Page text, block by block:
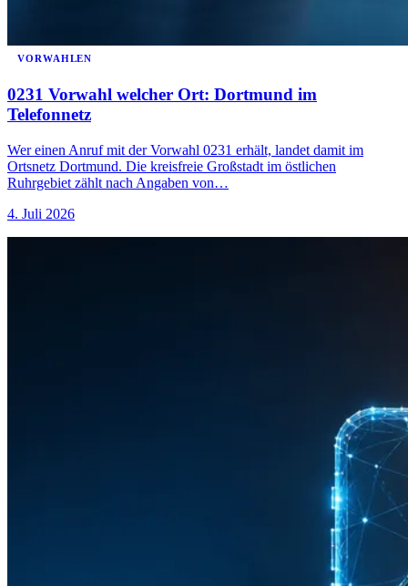
VORWAHLEN
0231 Vorwahl welcher Ort: Dortmund im
Telefonnetz
Wer einen Anruf mit der Vorwahl 0231 erhält, landet damit im
Ortsnetz Dortmund. Die kreisfreie Großstadt im östlichen
Ruhrgebiet zählt nach Angaben von…
4. Juli 2026